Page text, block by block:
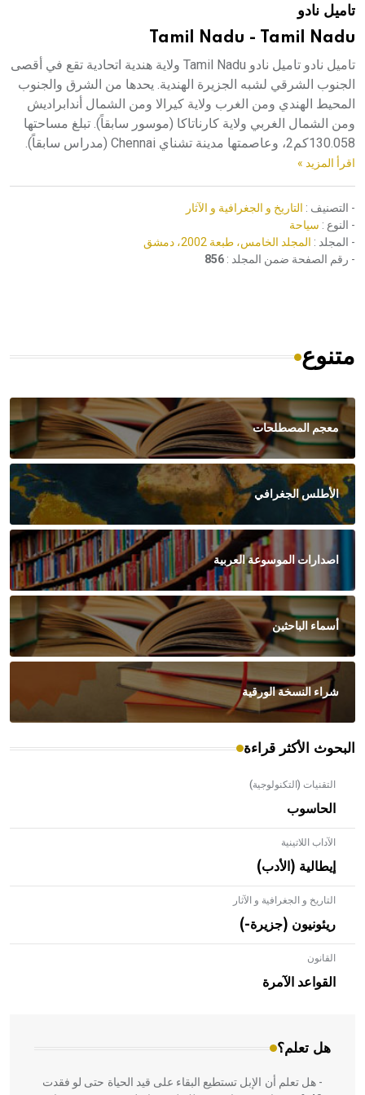
هيئة الموسوعة العربية تطلق موسوعات جديدة في عام 2026تاميل نادو
Tamil Nadu - Tamil Nadu
تاميل نادو تاميل نادو Tamil Nadu ولاية هندية اتحادية تقع في أقصى
الجنوب الشرقي لشبه الجزيرة الهندية. يحدها من الشرق والجنوب
المحيط الهندي ومن الغرب ولاية كيرالا ومن الشمال أندابراديش
ومن الشمال الغربي ولاية كارناتاكا (موسور سابقاً). تبلغ مساحتها
130.058كم2، وعاصمتها مدينة تشناي Chennai (مدراس سابقاً).
اقرأ المزيد »
- التصنيف : التاريخ و الجغرافية و الآثار
- النوع : سياحة
- المجلد : المجلد الخامس، طبعة 2002، دمشق
- رقم الصفحة ضمن المجلد : 856
متنوع
معجم المصطلحات
الأطلس الجغرافي
اصدارات الموسوعة العربية
أسماء الباحثين
شراء النسخة الورقية
البحوث الأكثر قراءة
التقنيات (التكنولوجية)
الحاسوب
الآداب اللاتينية
إيطالية (الأدب)
التاريخ و الجغرافية و الآثار
ريئونيون (جزيرة-)
القانون
القواعد الآمرة
هل تعلم؟
- هل تعلم أن الأبلق نوع من الفنون الهندسية التي ارتبطت
بالعمارة الإسلامية في بلاد الشام ومصر خاصة، حيث يحرص
المعمار على بناء مداميكه وخاصة في الواجهات
- هل تعلم أن الإبل تستطيع البقاء على قيد الحياة حتى لو فقدت